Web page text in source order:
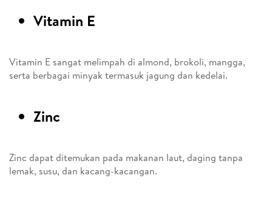
Vitamin E
Vitamin E sangat melimpah di almond, brokoli, mangga,
serta berbagai minyak termasuk jagung dan kedelai.
Zinc
Zinc dapat ditemukan pada makanan laut, daging tanpa
lemak, susu, dan kacang-kacangan.